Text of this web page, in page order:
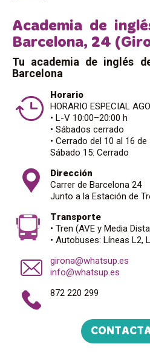
Academia de
Barcelona, 24
Tu academia de inglés
Barcelona
Horario
HORARIO ESPECIAL
• L-V 10:00–20:00 h
• Sábados cerrado
• Cerrado del 10 al 16
Sábado 15: Cerrado
Dirección
Carrer de Barcelona 24
Junto a la Estación de
Transporte
• Tren (AVE y Media
• Autobuses: Líneas L2,
girona@whatsup.es
info@whatsup.es
872 220 299